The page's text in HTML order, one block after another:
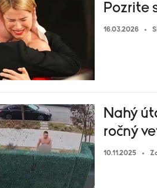
Pozrite
16.03.2026
Nahý
ročný
10.11.2025